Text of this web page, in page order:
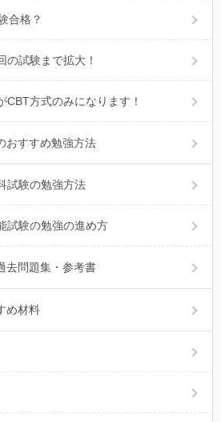
合格？
の試験まで拡大！
CBT方式のみになります！
おすすめ勉強方法
試験の勉強方法
試験の勉強の進め方
去問題集・参考書
め材料